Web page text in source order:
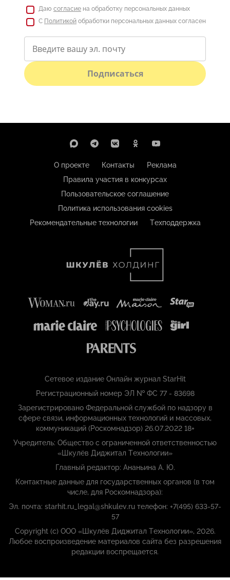
Даю согласие на обработку персональных данных
С Политикой обработки персональных данных согласен
Подписаться
О проекте Контакты
Реклама
Правила участия в конкурсах
Пользовательское соглашение
Политика использования cookies
Рекомендательные технологии
Техподдержка
Сетевое издание Онлайн журнал StarHit
Регистрационный номер ЭЛ № ФС 77 - 83698
Зарегистрировано Федеральной службой по надзору в
сфере связи, информационных технологий и массовых,
коммуникаций (Роскомнадзор) 26.07.2022 18+
Учредитель: Общество с ограниченной ответственностью
«Шкулёв Диджитал Технологии»
Главный редактор: Ананьина А. Ю.
Контактные данные для государственных органов (в том
числе, для Роскомнадзора):
Эл. почта: starhit.ru_legal@shkulev.ru телефон: +7(495) 633-57-
57
Copyright (с) ООО «Шкулёв Диджитал Технологии», 2026.
Любое воспроизведение материалов сайта без разрешения
редакции воспрещается.